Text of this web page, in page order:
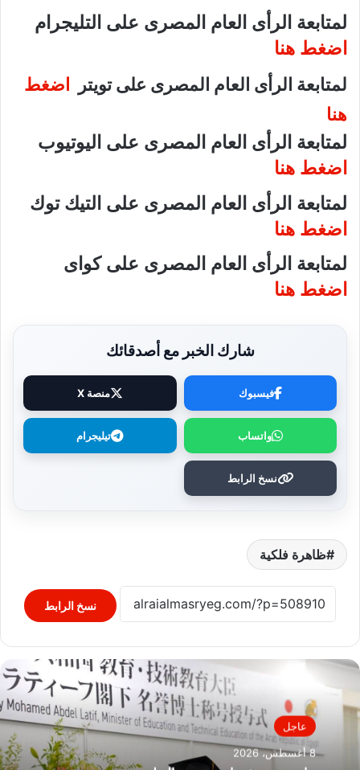
لمتابعة الرأى العام المصرى على التليجرام
اضغط هنا
لمتابعة الرأى العام المصرى على تويتر
اضغط
هنا
لمتابعة الرأى العام المصرى على اليوتيوب
اضغط هنا
لمتابعة الرأى العام المصرى على التيك توك
اضغط هنا
لمتابعة الرأى العام المصرى على كواى
اضغط هنا
شارك الخبر مع أصدقائك
فيسبوك منصة X
واتساب تيليجرام
نسخ الرابط
ظاهرة فلكية
نسخ الرابط
عاجل
8 أغسطس، 2026